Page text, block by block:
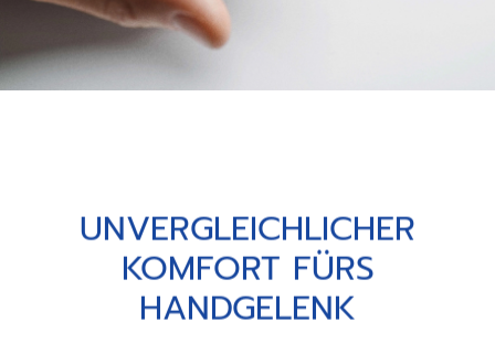
UNVERGLEICHLICHER
KOMFORT FÜRS
HANDGELENK